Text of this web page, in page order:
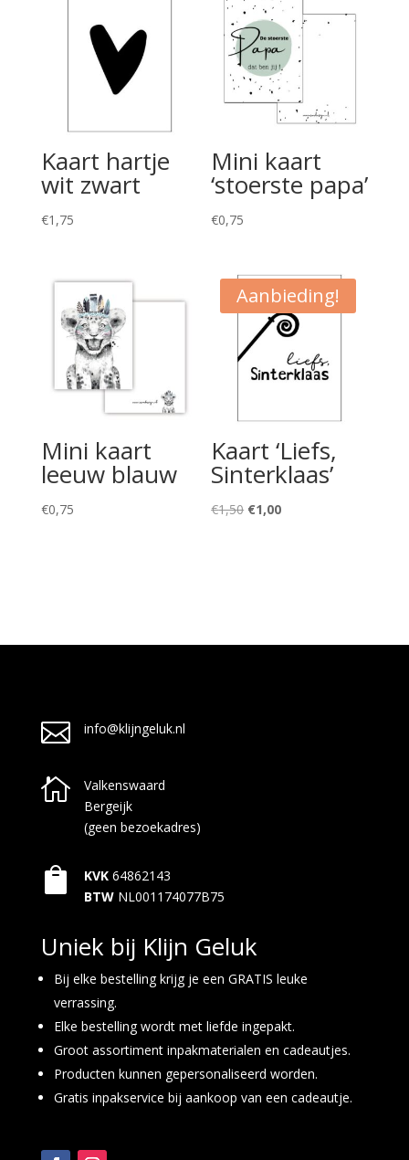
Kaart hartje
wit zwart
€1,75
Mini kaart
‘stoerste papa’
€0,75
Mini kaart
leeuw blauw
€0,75
Aanbieding!
Kaart ‘Liefs,
Sinterklaas’
€1,50 Oorspronkelijke
€1,00Huidige
 info@klijngeluk.nl

Valkenswaard
Bergeijk
(geen bezoekadres)
 KVK 64862143
BTW NL001174077B75
Uniek bij Klijn Geluk
Bij elke bestelling krijg je een GRATIS leuke
verrassing.
Elke bestelling wordt met liefde ingepakt.
Groot assortiment inpakmaterialen en cadeautjes.
Producten kunnen gepersonaliseerd worden.
Gratis inpakservice bij aankoop van een cadeautje.